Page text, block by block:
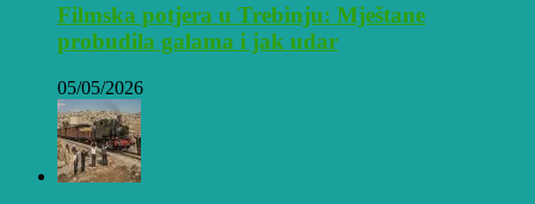
Filmska potjera u Trebinju: Mještane
probudila galama i jak udar
05/05/2026